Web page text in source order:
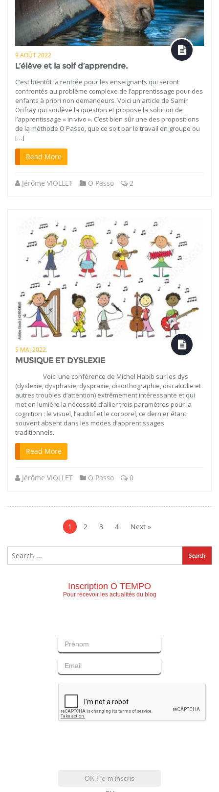
9 AOÛT 2022
L’élève et la soif d’apprendre.
C’est bientôt la rentrée pour les enseignants qui seront
confrontés au problème complexe de l’apprentissage pour des
enfants à priori non demandeurs. Voici un article de Samir
Onfray qui soulève la question et propose la solution de
l’apprentissage « in vivo ». C’est bien sûr une des propositions
de la méthode O Passo, que ce soit par le travail en groupe ou
[…]
Read More
Jérôme VIOLLET O Passo 2
5 MAI 2022
MUSIQUE ET DYSLEXIE
Voici une conférence de Michel Habib sur les dys
(dyslexie, dysphasie, dyspraxie, disorthographie, discalculie et
autres troubles d’attention) extrêmement intéressante et qui
met en lumière la nécessité d’allier trois paramètres pour la
cognition : le visuel, l’auditif et le corporel, ce dernier étant
souvent absent dans les modes d’apprentissages
traditionnels.
Read More
Jérôme VIOLLET O Passo 0
1 2 3 4 Next »
Inscription O TEMPO
Pour recevoir les actualités du blog
OK ! je m'inscris